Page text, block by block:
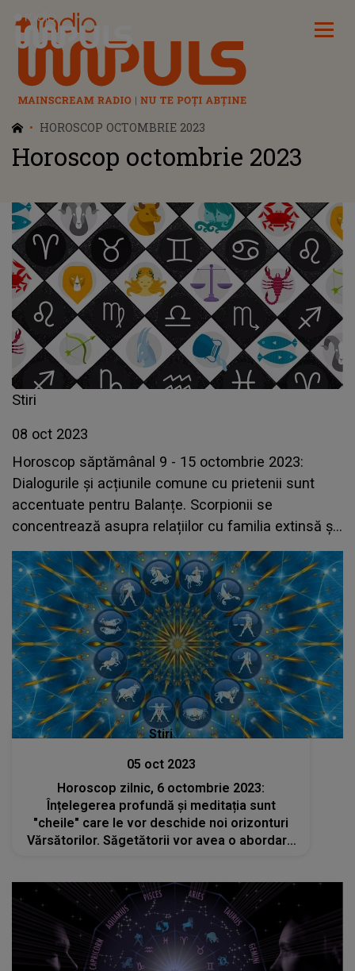
Radio Impuls
HOROSCOP OCTOMBRIE 2023
Horoscop octombrie 2023
Stiri
08 oct 2023
Horoscop săptămânal 9 - 15 octombrie 2023:
Dialogurile și acțiunile comune cu prietenii sunt
accentuate pentru Balanțe. Scorpionii se
concentrează asupra relațiilor cu familia extinsă și
vor reuși să stabilească obiective pe termen lung
Stiri
05 oct 2023
Horoscop zilnic, 6 octombrie 2023:
Înțelegerea profundă și meditația sunt
"cheile" care le vor deschide noi orizonturi
Vărsătorilor. Săgetătorii vor avea o abordare